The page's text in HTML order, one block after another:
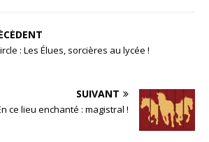
: Les Élues, sorcières au lycée !
SUIVANT
ce lieu enchanté : magistral !